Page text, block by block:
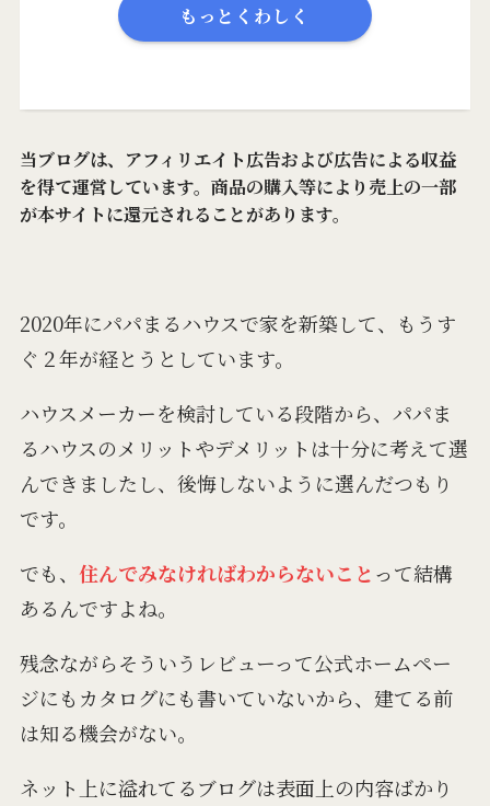
もっとくわしく
当ブログは、アフィリエイト広告および広告による収益
を得て運営しています。商品の購入等により売上の一部
が本サイトに還元されることがあります。
2020年にパパまるハウスで家を新築して、もうす
ぐ２年が経とうとしています。
ハウスメーカーを検討している段階から、パパま
るハウスのメリットやデメリットは十分に考えて選
んできましたし、後悔しないように選んだつもり
です。
でも、 住んでみなければわからないこと って結構
あるんですよね。
残念ながらそういうレビューって公式ホームペー
ジにもカタログにも書いていないから、建てる前
は知る機会がない。
ネット上に溢れてるブログは表面上の内容ばかり